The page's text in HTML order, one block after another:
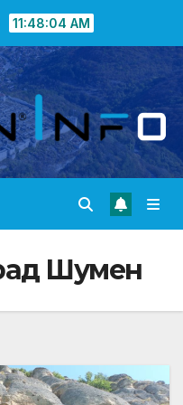
11:48:05 AM
Шумен